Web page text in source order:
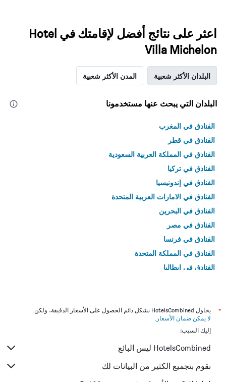
اعثر على نتائج أفضل لإقامتك في Hotel
Villa Michelon
البلدان الأكثر شعبية المدن الأكثر شعبية
البلدان التي يبحث عنها مستخدمونا
الفنادق في المغرب
الفنادق في قطر
الفنادق في المملكة العربية السعودية
الفنادق في تركيا
الفنادق في إندونيسيا
الفنادق في الامارات العربية المتحدة
الفنادق في البحرين
الفنادق في مصر
الفنادق في فرنسا
الفنادق في المملكة المتحدة
الفنادق في إيطاليا
*
يحاول HotelsCombined بشكل دائم الحصول على الأسعار الدقيقة، ولكن
لا يمكن ضمان الأسعار .
إليك السبب:
HotelsCombined ليس البائع
نقوم بتجميع الكثير من البيانات لك